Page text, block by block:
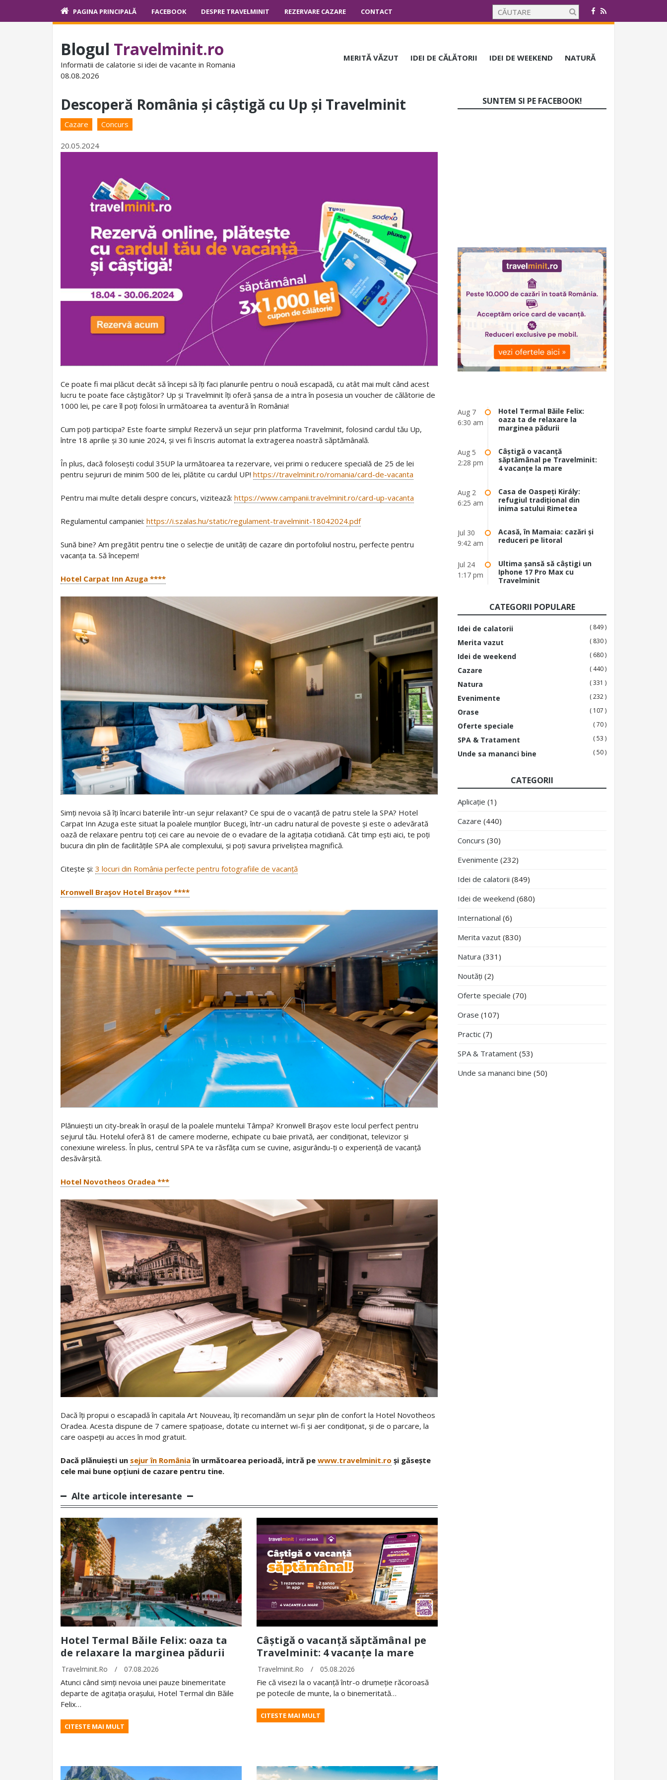
PAGINA PRINCIPALĂ FACEBOOK DESPRE TRAVELMINIT REZERVARE CAZARE CONTACT
Blogul Travelminit.ro
Informatii de calatorie si idei de vacante in Romania
08.08.2026
MERITĂ VĂZUT IDEI DE CĂLĂTORII IDEI DE WEEKEND NATURĂ
Descoperă România și câștigă cu Up și Travelminit
Cazare Concurs
20.05.2024
Ce poate fi mai plăcut decât să începi să îți faci planurile pentru o nouă escapadă, cu atât mai mult când acest
lucru te poate face câștigător? Up și Travelminit îți oferă șansa de a intra în posesia un voucher de călătorie de
1000 lei, pe care îl poți folosi în următoarea ta aventură în România!
Cum poți participa? Este foarte simplu! Rezervă un sejur prin platforma Travelminit, folosind cardul tău Up,
între 18 aprilie și 30 iunie 2024, și vei fi înscris automat la extragerea noastră săptămânală.
În plus, dacă folosești codul 35UP la următoarea ta rezervare, vei primi o reducere specială de 25 de lei
pentru sejururi de minim 500 de lei, plătite cu cardul UP! https://travelminit.ro/romania/card-de-vacanta
Pentru mai multe detalii despre concurs, vizitează: https://www.campanii.travelminit.ro/card-up-vacanta
Regulamentul campaniei: https://i.szalas.hu/static/regulament-travelminit-18042024.pdf
Sună bine? Am pregătit pentru tine o selecție de unități de cazare din portofoliul nostru, perfecte pentru
vacanța ta. Să începem!
Hotel Carpat Inn Azuga ****
Simți nevoia să îți încarci bateriile într-un sejur relaxant? Ce spui de o vacanță de patru stele la SPA? Hotel
Carpat Inn Azuga este situat la poalele munților Bucegi, într-un cadru natural de poveste și este o adevărată
oază de relaxare pentru toți cei care au nevoie de o evadare de la agitația cotidiană. Cât timp ești aici, te poți
bucura din plin de facilitățile SPA ale complexului, și poți savura priveliștea magnifică.
Citește și: 3 locuri din România perfecte pentru fotografiile de vacanță
Kronwell Braşov Hotel Brașov ****
Plănuiești un city-break în orașul de la poalele muntelui Tâmpa? Kronwell Braşov este locul perfect pentru
sejurul tău. Hotelul oferă 81 de camere moderne, echipate cu baie privată, aer condiționat, televizor și
conexiune wireless. În plus, centrul SPA te va răsfăța cum se cuvine, asigurându-ți o experiență de vacanță
desăvârșită.
Hotel Novotheos Oradea ***
Dacă îți propui o escapadă în capitala Art Nouveau, îți recomandăm un sejur plin de confort la Hotel Novotheos
Oradea. Acesta dispune de 7 camere spațioase, dotate cu internet wi-fi și aer condiționat, și de o parcare, la
care oaspeții au acces în mod gratuit.
Dacă plănuiești un sejur în Româniaîn următoarea perioadă, intră pe www.travelminit.ro și găsește
cele mai bune opțiuni de cazare pentru tine.
Alte articole interesante
Hotel Termal Băile Felix: oaza ta
de relaxare la marginea pădurii
Travelminit.ro / 07.08.2026
Atunci când simți nevoia unei pauze binemeritate
departe de agitația orașului, Hotel Termal din Băile
Felix…
CITESTE MAI MULT
Câștigă o vacanță săptămânal pe
Travelminit: 4 vacanțe la mare
Travelminit.ro / 05.08.2026
Fie că visezi la o vacanță într-o drumeție răcoroasă
pe potecile de munte, la o binemeritată…
CITESTE MAI MULT
SUNTEM SI PE FACEBOOK!
Aug 7
6:30 am
Hotel Termal Băile Felix:
oaza ta de relaxare la
marginea pădurii
Aug 5
2:28 pm
Câștigă o vacanță
săptămânal pe Travelminit:
4 vacanțe la mare
Aug 2
6:25 am
Casa de Oaspeți Király:
refugiul tradițional din
inima satului Rimetea
Jul 30
9:42 am
Acasă, în Mamaia: cazări și
reduceri pe litoral
Jul 24
1:17 pm
Ultima șansă să câștigi un
Iphone 17 Pro Max cu
Travelminit
CATEGORII POPULARE
Idei de calatorii ( 849 )
Merita vazut ( 830 )
Idei de weekend ( 680 )
Cazare ( 440 )
Natura ( 331 )
Evenimente ( 232 )
Orase ( 107 )
Oferte speciale ( 70 )
SPA & Tratament ( 53 )
Unde sa mananci bine ( 50 )
CATEGORII
Aplicație (1)
Cazare (440)
Concurs (30)
Evenimente (232)
Idei de calatorii (849)
Idei de weekend (680)
International (6)
Merita vazut (830)
Natura (331)
Noutăți (2)
Oferte speciale (70)
Orase (107)
Practic (7)
SPA & Tratament (53)
Unde sa mananci bine (50)